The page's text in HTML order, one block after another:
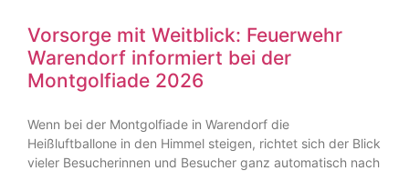
Vorsorge mit Weitblick: Feuerwehr
Warendorf informiert bei der
Montgolfiade 2026
Wenn bei der Montgolfiade in Warendorf die
Heißluftballone in den Himmel steigen, richtet sich der Blick
vieler Besucherinnen und Besucher ganz automatisch nach